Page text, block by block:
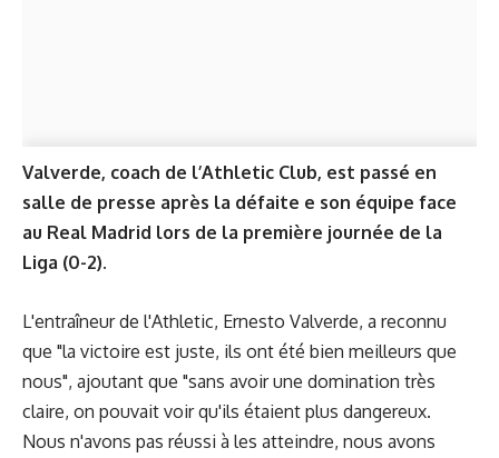
Valverde, coach de l’Athletic Club, est passé en
salle de presse après la défaite e son équipe face
au Real Madrid lors de la première journée de la
Liga (0-2).
L'entraîneur de l'Athletic, Ernesto Valverde, a reconnu
que "la victoire est juste, ils ont été bien meilleurs que
nous", ajoutant que "sans avoir une domination très
claire, on pouvait voir qu'ils étaient plus dangereux.
Nous n'avons pas réussi à les atteindre, nous avons